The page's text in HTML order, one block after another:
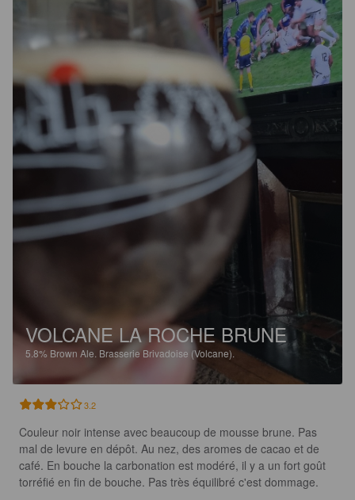
VOLCANE LA ROCHE BRUNE
5.8% Brown Ale. Brasserie Brivadoise (Volcane).
3.2
Couleur noir intense avec beaucoup de mousse brune. Pas
mal de levure en dépôt. Au nez, des aromes de cacao et de
café. En bouche la carbonation est modéré, il y a un fort goût
torréfié en fin de bouche. Pas très équilibré c'est dommage.